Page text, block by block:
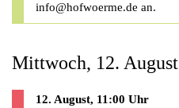
info@hofwoerme.de an.
Mittwoch, 12. August
12. August, 11:00 Uhr